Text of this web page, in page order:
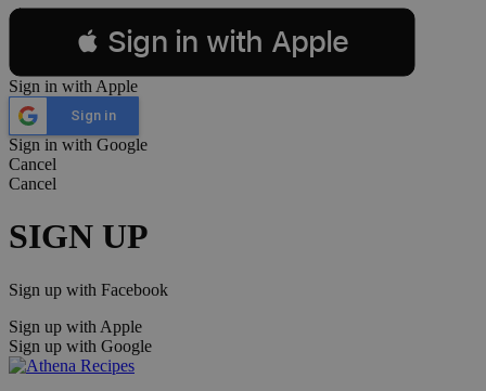
 Sign in with Apple
Sign in with Apple
Sign in
Sign in with Google
Cancel
Cancel
SIGN UP
Sign up with Facebook
Sign up with Apple
Sign up with Google